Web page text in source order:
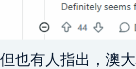
但也有人指出，澳